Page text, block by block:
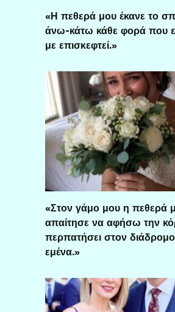
«Η πεθερά μου έκανε το
άνω-κάτω κάθε φορά που
με επισκεφτεί.»
«Στον γάμο μου η πεθερά
απαίτησε να αφήσω την
περπατήσει στον
εμένα.»